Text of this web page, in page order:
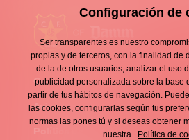
Enllaços
d'interès
Contacto
Footer
Aviso legal
Política de privacidad
Configuración de
Ser transparentes es nuestro
propias y de terceros, con la finalidad de
de la de otros usuarios, analizar el uso
publicidad personalizada sobre la base
partir de tus hábitos de navegación.
las cookies, configurarlas según tus
normas las pones tú y si deseas obtener
nuestra
Política de